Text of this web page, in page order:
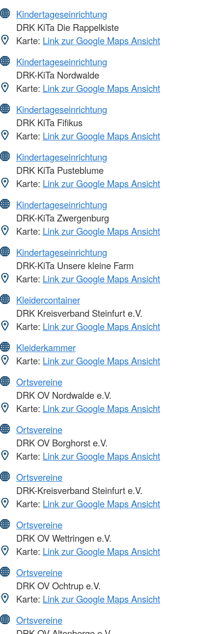
Kindertageseinrichtung
DRK KiTa Die Rappelkiste
Karte: Link zur Google Maps Ansicht
Kindertageseinrichtung
DRK-KiTa Nordwalde
Karte: Link zur Google Maps Ansicht
Kindertageseinrichtung
DRK KiTa Fifikus
Karte: Link zur Google Maps Ansicht
Kindertageseinrichtung
DRK KiTa Pusteblume
Karte: Link zur Google Maps Ansicht
Kindertageseinrichtung
DRK-KiTa Zwergenburg
Karte: Link zur Google Maps Ansicht
Kindertageseinrichtung
DRK-KiTa Unsere kleine Farm
Karte: Link zur Google Maps Ansicht
Kleidercontainer
DRK Kreisverband Steinfurt e.V.
Karte: Link zur Google Maps Ansicht
Kleiderkammer
Karte: Link zur Google Maps Ansicht
Ortsvereine
DRK OV Nordwalde e.V.
Karte: Link zur Google Maps Ansicht
Ortsvereine
DRK OV Borghorst e.V.
Karte: Link zur Google Maps Ansicht
Ortsvereine
DRK-Kreisverband Steinfurt e.V.
Karte: Link zur Google Maps Ansicht
Ortsvereine
DRK OV Wettringen e.V.
Karte: Link zur Google Maps Ansicht
Ortsvereine
DRK OV Ochtrup e.V.
Karte: Link zur Google Maps Ansicht
Ortsvereine